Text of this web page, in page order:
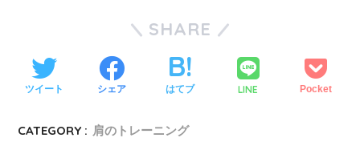
SHARE
ツイート シェア はてブ LINE Pocket
CATEGORY : 肩のトレーニング